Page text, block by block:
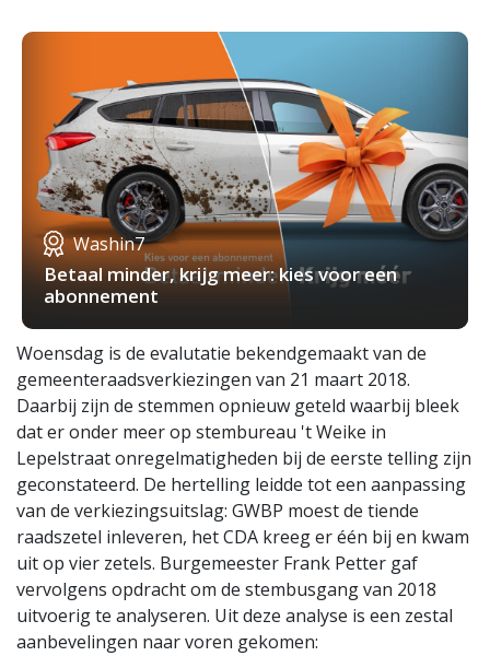
Washin7
Betaal minder, krijg meer: kies voor een
abonnement
Woensdag is de evalutatie bekendgemaakt van de
gemeenteraadsverkiezingen van 21 maart 2018.
Daarbij zijn de stemmen opnieuw geteld waarbij bleek
dat er onder meer op stembureau 't Weike in
Lepelstraat onregelmatigheden bij de eerste telling zijn
geconstateerd. De hertelling leidde tot een aanpassing
van de verkiezingsuitslag: GWBP moest de tiende
raadszetel inleveren, het CDA kreeg er één bij en kwam
uit op vier zetels. Burgemeester Frank Petter gaf
vervolgens opdracht om de stembusgang van 2018
uitvoerig te analyseren. Uit deze analyse is een zestal
aanbevelingen naar voren gekomen: